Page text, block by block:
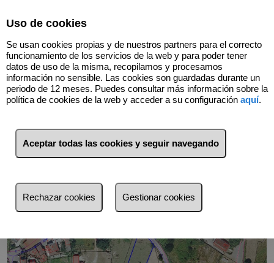
Volver
Uso de cookies
Se usan cookies propias y de nuestros partners para el correcto
funcionamiento de los servicios de la web y para poder tener
datos de uso de la misma, recopilamos y procesamos
información no sensible. Las cookies son guardadas durante un
periodo de 12 meses. Puedes consultar más información sobre la
política de cookies de la web y acceder a su configuración aquí.
Aceptar todas las cookies y seguir navegando
Rechazar cookies Gestionar cookies